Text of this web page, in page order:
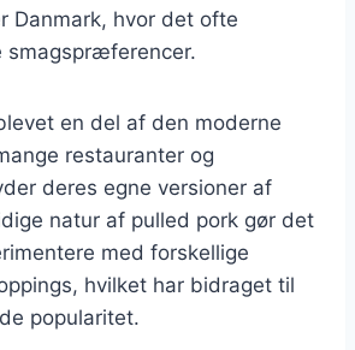
Danmark, hvor det ofte
smagspræferencer.
en del af den moderne
restauranter og
deres egne versioner af
natur af pulled pork gør det
med forskellige
hvilket har bidraget til
popularitet.